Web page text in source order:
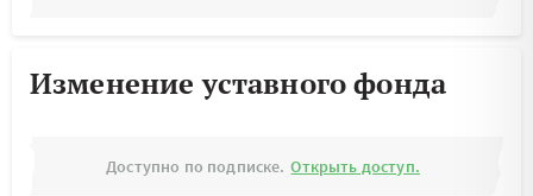
Изменение уставного фонда
Доступно по подписке. Открыть доступ.